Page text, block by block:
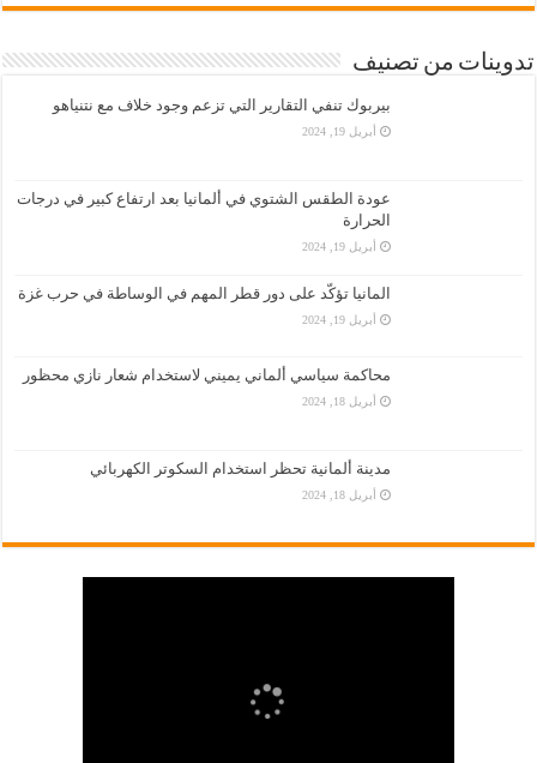
تدوينات من تصنيف
بيربوك تنفي التقارير التي تزعم وجود خلاف مع نتنياهو
أبريل 19, 2024
عودة الطقس الشتوي في ألمانيا بعد ارتفاع كبير في درجات
الحرارة
أبريل 19, 2024
المانيا تؤكّد على دور قطر المهم في الوساطة في حرب غزة
أبريل 19, 2024
محاكمة سياسي ألماني يميني لاستخدام شعار نازي محظور
أبريل 18, 2024
مدينة ألمانية تحظر استخدام السكوتر الكهربائي
أبريل 18, 2024